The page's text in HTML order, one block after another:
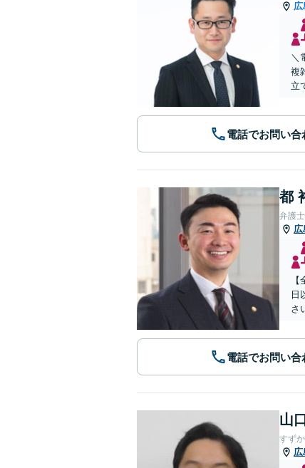
広
＼
複
立
電話でお問い合
都
弁護
日
さ
電話でお問い合
山
すず